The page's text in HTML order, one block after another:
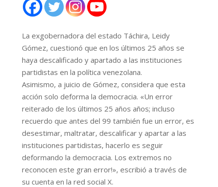
La exgobernadora del estado Táchira, Leidy
Gómez, cuestionó que en los últimos 25 años se
haya descalificado y apartado a las instituciones
partidistas en la política venezolana.
Asimismo, a juicio de Gómez, considera que esta
acción solo deforma la democracia. «Un error
reiterado de los últimos 25 años años; incluso
recuerdo que antes del 99 también fue un error, es
desestimar, maltratar, descalificar y apartar a las
instituciones partidistas, hacerlo es seguir
deformando la democracia. Los extremos no
reconocen este gran error!», escribió a través de
su cuenta en la red social X.